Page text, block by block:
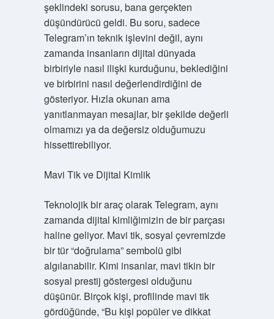
şeklindeki sorusu, bana gerçekten
düşündürücü geldi. Bu soru, sadece
Telegram’ın teknik işlevini değil, aynı
zamanda insanların dijital dünyada
birbiriyle nasıl ilişki kurduğunu, beklediğini
ve birbirini nasıl değerlendirdiğini de
gösteriyor. Hızla okunan ama
yanıtlanmayan mesajlar, bir şekilde değerli
olmamızı ya da değersiz olduğumuzu
hissettirebiliyor.
Mavi Tik ve Dijital Kimlik
Teknolojik bir araç olarak Telegram, aynı
zamanda dijital kimliğimizin de bir parçası
haline geliyor. Mavi tik, sosyal çevremizde
bir tür “doğrulama” sembolü gibi
algılanabilir. Kimi insanlar, mavi tikin bir
sosyal prestij göstergesi olduğunu
düşünür. Birçok kişi, profilinde mavi tik
gördüğünde, “Bu kişi popüler ve dikkat